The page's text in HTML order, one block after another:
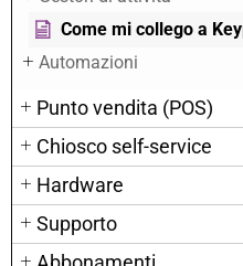
Come mi collego a
Automazioni
Punto vendita (POS)
Chiosco self-service
Hardware
Supporto